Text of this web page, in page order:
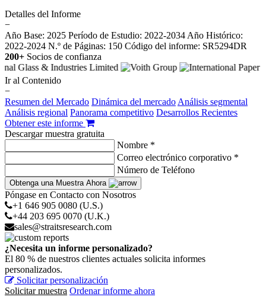
Detalles del Informe
−
Año Base: 2025 Período de Estudio: 2022-2034Año Histórico:
2022-2024 N.º de Páginas: 150 Código del informe: SR5294DR
200+ Socios de confianza
Ir al Contenido
−
Resumen del Mercado Dinámica del mercadoAnálisis segmental
Análisis regional Panorama competitivo Desarrollos Recientes
Obtener este informe
Descargar muestra gratuita
Nombre *
Correo electrónico corporativo *
Número de Teléfono
Obtenga una Muestra Ahora
Póngase en Contacto con Nosotros
+1 646 905 0080 (U.S.)
+44 203 695 0070 (U.K.)
sales@straitsresearch.com
¿Necesita un informe personalizado?
El 80 % de nuestros clientes actuales solicita informes
personalizados.
Solicitar personalización
Solicitar muestra Ordenar informe ahora